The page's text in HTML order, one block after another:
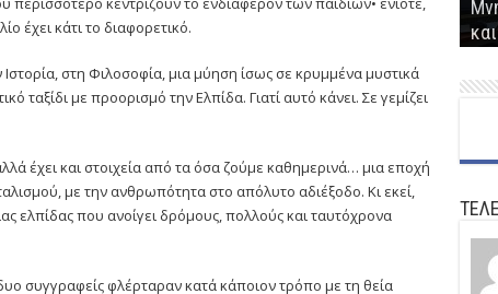
έχει κάτι το διαφορετικό.
στη Φιλοσοφία, μια μύηση ίσως σε κρυμμένα μυστικά
ταξίδι με προορισμό την Ελπίδα. Γιατί αυτό κάνει. Σε γεμίζει
έχει και στοιχεία από τα όσα ζούμε καθημερινά… μια εποχή
με την ανθρωπότητα στο απόλυτο αδιέξοδο. Κι εκεί,
ελπίδας που ανοίγει δρόμους, πολλούς και ταυτόχρονα
συγγραφείς φλέρταραν κατά κάποιον τρόπο με τη θεία
Ο